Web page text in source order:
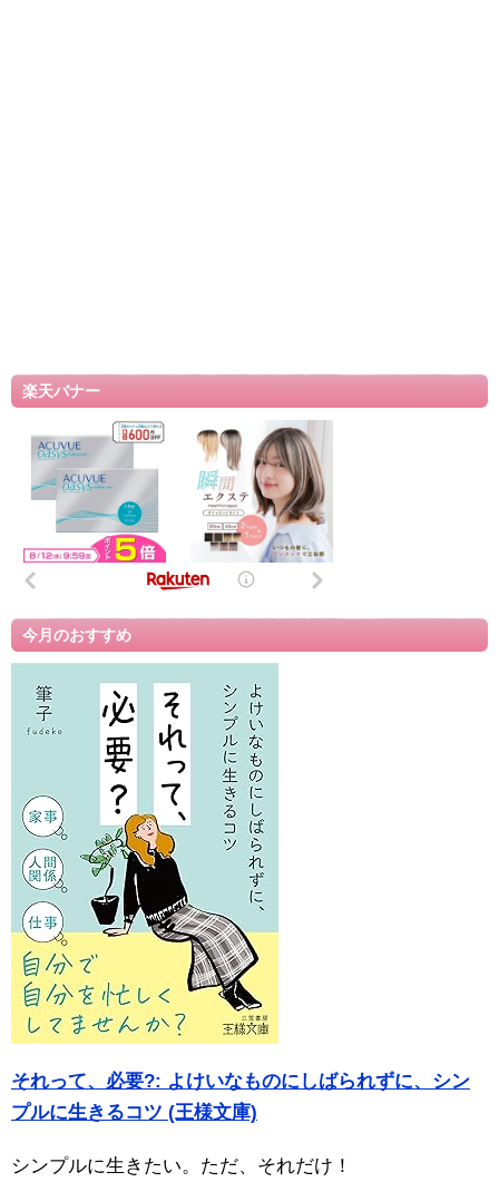
楽天バナー
今月のおすすめ
それって、必要?: よけいなものにしばられずに、シン
プルに生きるコツ (王様文庫)
シンプルに生きたい。ただ、それだけ！